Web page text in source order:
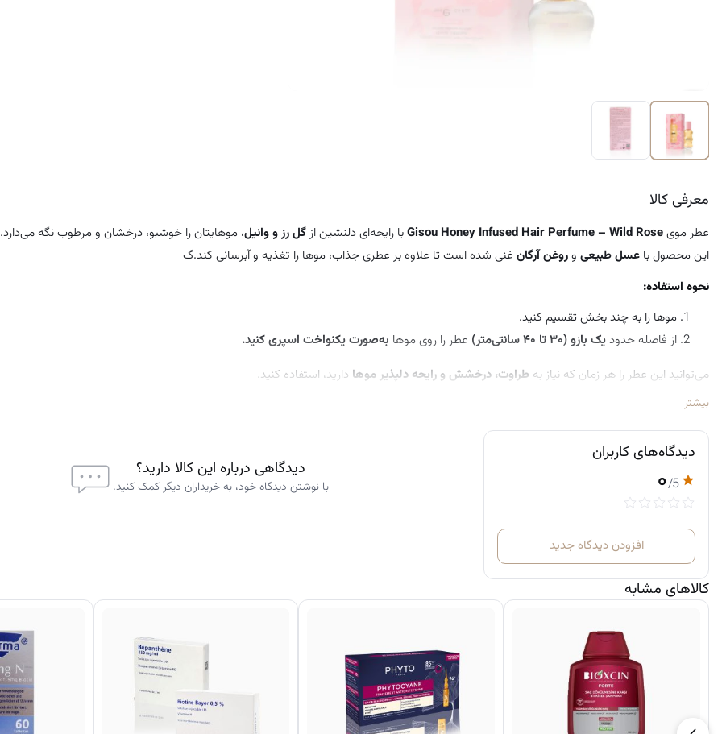
معرفی کالا
عطر مویGisou Honey Infused Hair Perfume – Wild Roseبا رایحه‌ای دلنشین ازگل رز و وانیل، موهایتان را خوشبو، درخشان و مرطوب نگه می‌دارد.
این محصول با عسل طبیعی وروغن آرگان غنی شده است تا علاوه بر عطری جذاب، موها را تغذیه و آبرسانی کند.گ
نحوه استفاده:
موها را به چند بخش تقسیم کنید.
از فاصله حدودیک بازو (۳۰ تا ۴۰ سانتی‌متر) عطر را روی موها به‌صورت یکنواخت اسپری کنید.
می‌توانید این عطر را هر زمان که نیاز به طراوت، درخشش و رایحه دلپذیر موها دارید، استفاده کنید.
بیشتر
دیدگاه‌های کاربران
۰/5
افزودن دیدگاه جدید
دیدگاهی درباره این کالا دارید؟
با نوشتن دیدگاه خود، به خریداران دیگر کمک کنید.
کالاهای مشابه